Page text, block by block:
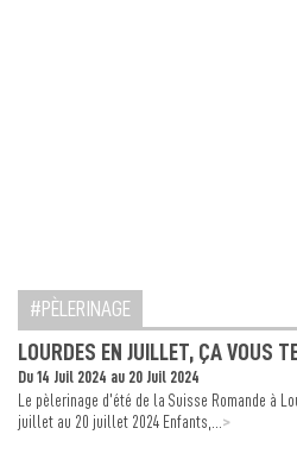
PÈLERINAGE
LOURDES EN JUILLET, ÇA VOUS
Du 14 Juil 2024 au 20 Juil 2024
Le pèlerinage d’été de la Suisse Romande à
juillet au 20 juillet 2024 Enfants,... >